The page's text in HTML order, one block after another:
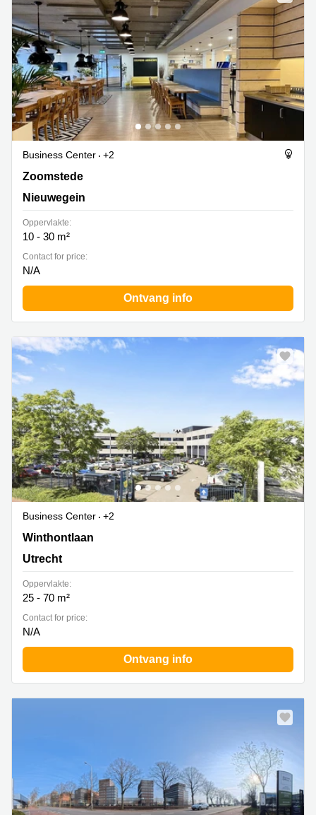
Business Center
+2
Zoomstede 13, Nieuwegein
Zoomstede
Nieuwegein
Oppervlakte:
10 - 30 m²
Contact for price:
N/A
Ontvang info
Business Center
+2
Winthontlaan 200, Utrecht
Winthontlaan
Utrecht
Oppervlakte:
25 - 70 m²
Contact for price:
N/A
Ontvang info